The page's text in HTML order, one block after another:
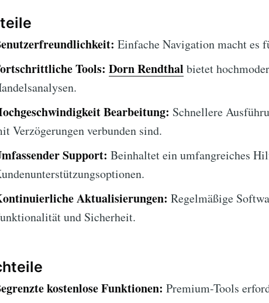
Einfache Navigation macht es
Tools: Dorn Rendthal bietet
Bearbeitung: Schnellere
Verzögerungen verbunden sind.
Support: Beinhaltet ein umfangreiches
Aktualisierungen: Regelmäßige
und Sicherheit.
kostenlose Funktionen: Premium-Tools